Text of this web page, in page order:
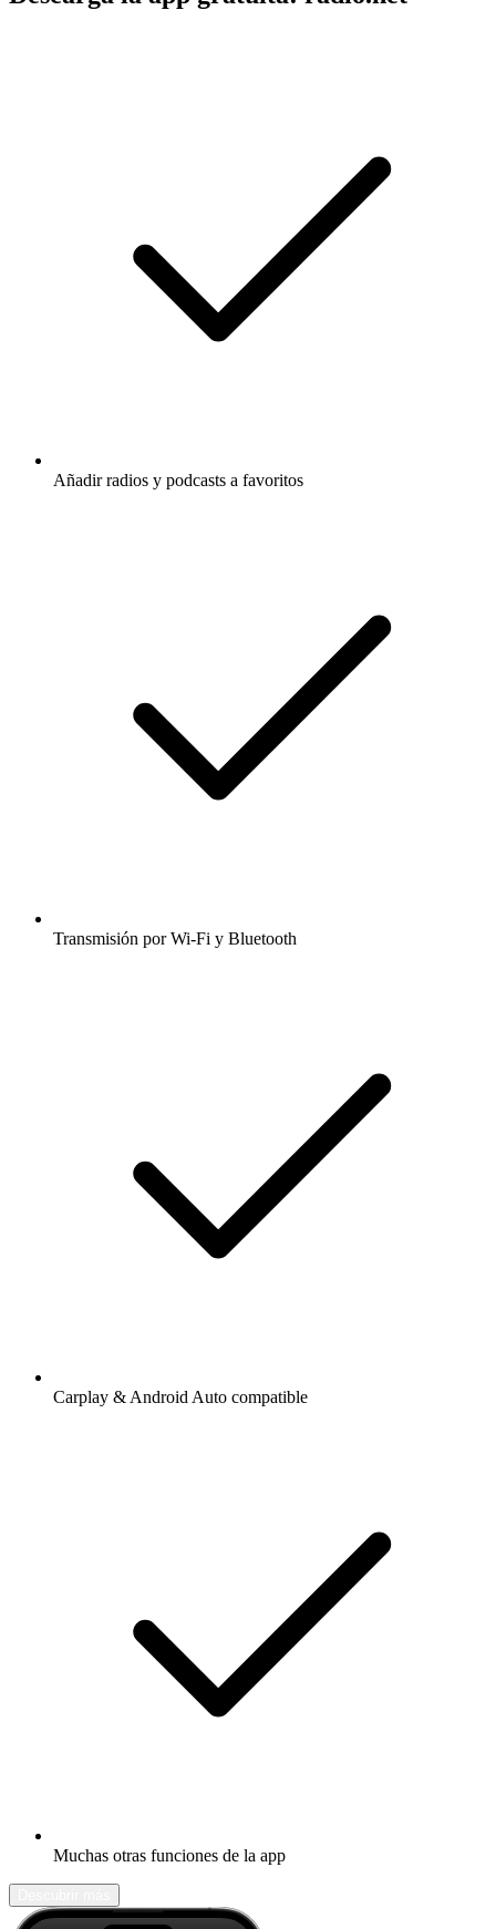
Añadir radios y podcasts a favoritos
Transmisión por Wi-Fi y Bluetooth
Carplay & Android Auto compatible
Muchas otras funciones de la app